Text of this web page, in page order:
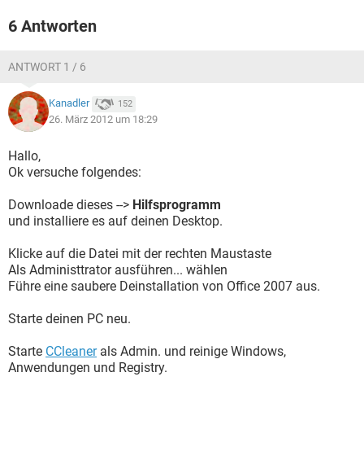
6 Antworten
ANTWORT 1 / 6
Kanadler 152
26. März 2012 um 18:29
Hallo,
Ok versuche folgendes:
Downloade dieses --> Hilfsprogramm
und installiere es auf deinen Desktop.
Klicke auf die Datei mit der rechten Maustaste
Als Administtrator ausführen... wählen
Führe eine saubere Deinstallation von Office 2007 aus.
Starte deinen PC neu.
Starte CCleanerals Admin. und reinige Windows,
Anwendungen und Registry.